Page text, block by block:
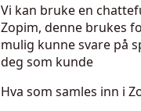
Vi kan bruke en
Zopim, denne brukes
mulig kunne svare på
deg som kunde
Hva som samles inn i